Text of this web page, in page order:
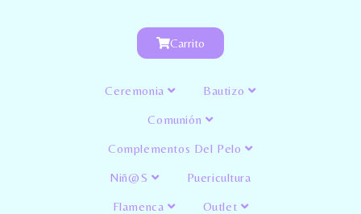
Carrito
Ceremonia Bautizo
Comunión
Complementos Del Pelo
Niñ@s Puericultura
Flamenca Outlet